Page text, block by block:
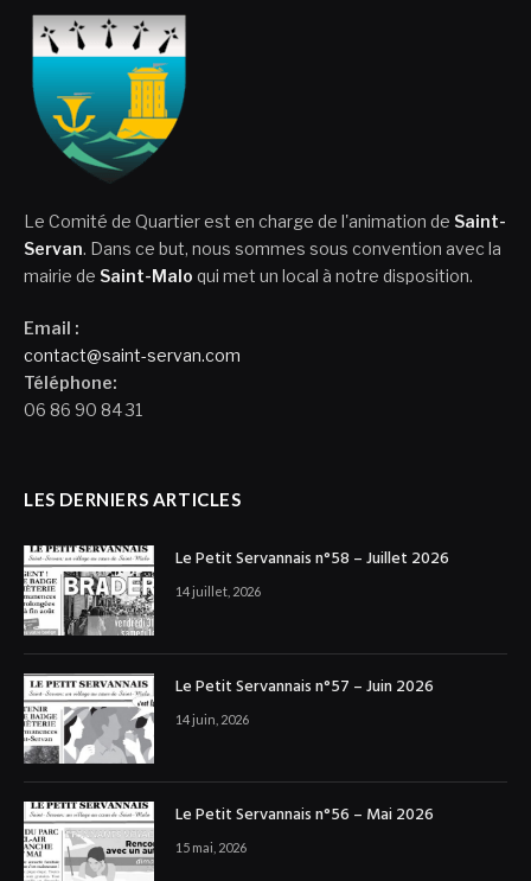
Le Comité de Quartier est en charge de l'animation de Saint-
Servan. Dans ce but, nous sommes sous convention avec la
mairie de Saint-Malo qui met un local à notre disposition.
Email :
contact@saint-servan.com
Téléphone:
06 86 90 84 31
LES DERNIERS ARTICLES
Le Petit Servannais n°58 – Juillet 2026
14 juillet, 2026
Le Petit Servannais n°57 – Juin 2026
14 juin, 2026
Le Petit Servannais n°56 – Mai 2026
15 mai, 2026